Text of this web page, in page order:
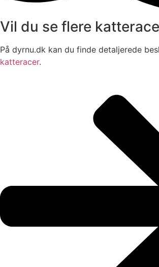
Vil du se flere
På dyrnu.dk kan du finde detaljerede
katteracer.